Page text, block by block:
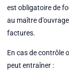
est obligatoire de
au maître
factures.
En cas de contrôle
peut entraîner :